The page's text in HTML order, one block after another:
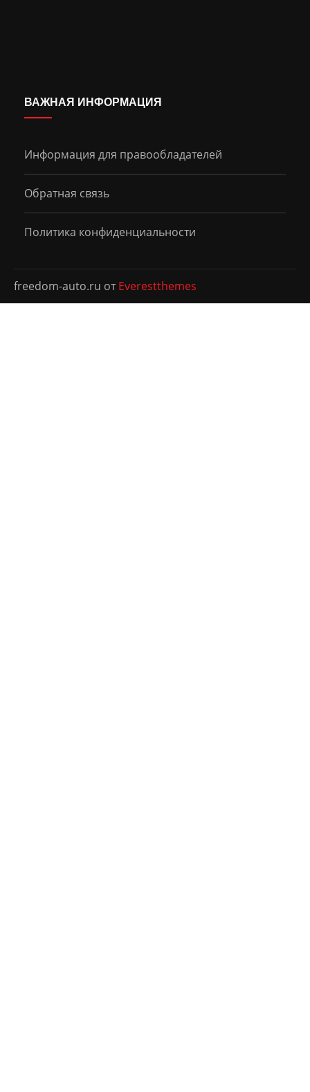
ВАЖНАЯ ИНФОРМАЦИЯ
Информация для правообладателей
Обратная связь
Политика конфиденциальности
freedom-auto.ru отEverestthemes